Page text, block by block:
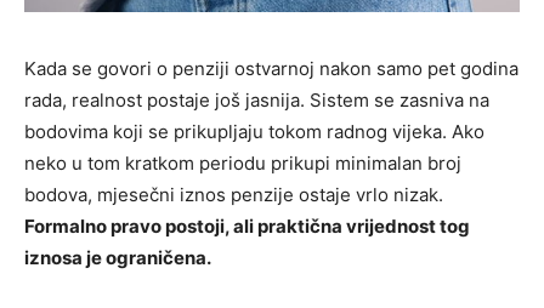
Kada se govori o penziji ostvarnoj nakon samo pet godina
rada, realnost postaje još jasnija. Sistem se zasniva na
bodovima koji se prikupljaju tokom radnog vijeka. Ako
neko u tom kratkom periodu prikupi minimalan broj
bodova, mjesečni iznos penzije ostaje vrlo nizak.
Formalno pravo postoji, ali praktična vrijednost tog
iznosa je ograničena.